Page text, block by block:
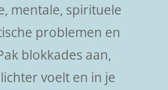
mentale, spirituele
problemen en
blokkades aan,
voelt en in je